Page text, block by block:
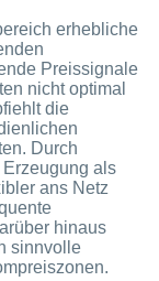
erhebliche
Preissignale
nicht optimal
die
Durch
als
ans Netz
hinaus
sinnvolle